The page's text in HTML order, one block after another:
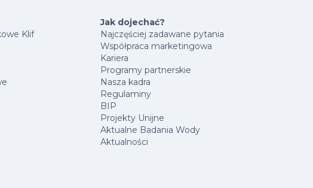
Klif
Jak dojechać?
Najczęściej zadawane pytania
Współpraca marketingowa
Kariera
Programy partnerskie
Nasza kadra
Regulaminy
BIP
Projekty Unijne
Aktualne Badania Wody
Aktualności